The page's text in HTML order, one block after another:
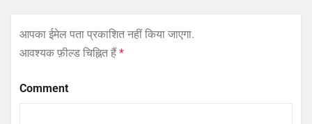
आपका ईमेल पता प्रकाशित नहीं किया जाएगा.
आवश्यक फ़ील्ड चिह्नित हैं *
Comment